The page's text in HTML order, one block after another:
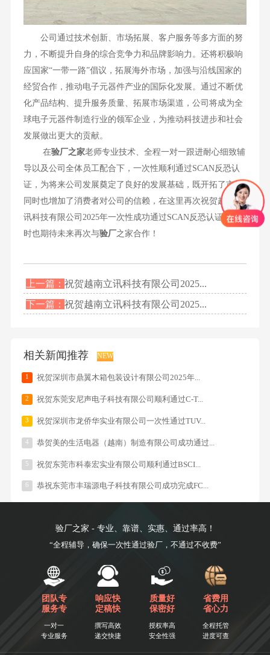
公司通过技术创新、市场拓展、客户服务等多方面的努
力，不断提升自身的综合竞争力和品牌影响力。还将积极响
应国家“一带一路”倡议，拓展海外市场，加强与沿线国家的
经贸合作，推动电子元器件产业的国际化发展。通过不断优
化产品结构、提升服务质量、拓展市场渠道，公司将成为全
球电子元器件制造行业的领军企业，为推动科技进步和社会
发展做出更大的贡献。
在验厂之家老师专业技术、全程一对一跟进耐心细致辅
导以及公司全体员工配合下，一次性顺利通过SCAN反恐认
证，为将来公司发展奠定了良好的发展基础，既开拓了市场
同时也增加了消费者对公司的信赖，在这里再次祝贺越南立
讯科技有限公司2025年一次性成功通过SCAN反恐认证，同
时也期待未来再次与验厂之家合作！
上一篇：祝贺越南立讯科技有限公司2025...
下一篇：祝贺越南立讯科技有限公司2025...
相关新闻推荐 NEW
1 祝贺深圳市鼎翼木箱包装设计有限公司2025年...
2 祝贺东莞安尼声电子科技有限公司顺利通过C-T...
3 祝贺深圳市龙侨华实业有限公司一次性通过TUV...
4 恭贺美的生活电器（越南）制造有限公司成功通过...
5 祝贺东莞市科泰宏实业有限公司顺利通过BSCI...
6 恭祝东莞市丰瑞源电子科技有限公司成功完成FC...
验厂之家 - 专业、靠谱、实惠、通过率高！
“全程辅导，确保一次性通过验厂，不通过不收费”
团队专
服务专
一对一
专业服务
响应快
定稿快
撰写高效
递交快捷
质量好
保密好
授权率高
安全性强
省费用
省心力
全程托管
进度可查